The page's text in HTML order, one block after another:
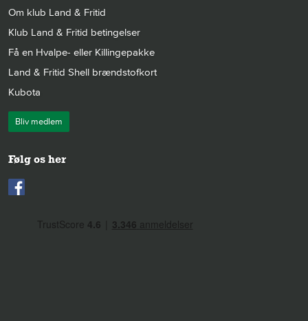
Om klub Land & Fritid
Klub Land & Fritid betingelser
Få en Hvalpe- eller Killingepakke
Land & Fritid Shell brændstofkort
Kubota
Bliv medlem
Følg os her